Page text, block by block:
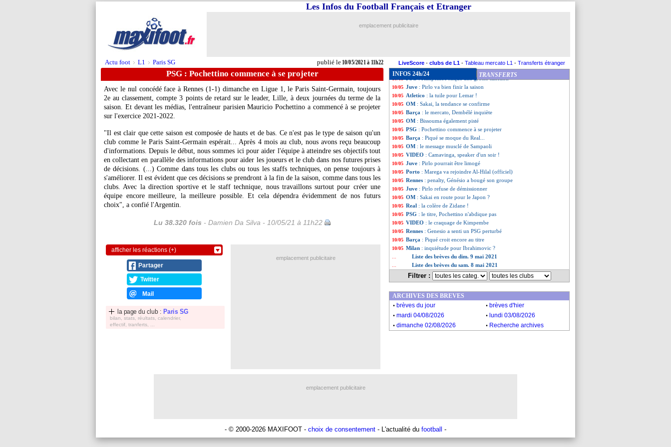
Actu foot > L1 > Paris SG publié le10/05/2021 à 11h22
Les Infos du Football Français et Etranger
emplacement publicitaire
LiveScore - clubs de L1 - Tableau mercato L1 - Transferts étranger
PSG : Pochettino commence à se projeter
Avec le nul concédé face à Rennes (1-1) dimanche en Ligue 1, le Paris Saint-Germain, toujours
2e au classement, compte 3 points de retard sur le leader, Lille, à deux journées du terme de la
saison. Et devant les médias, l'entraîneur parisien Mauricio Pochettino a commencé à se projeter
sur l'exercice 2021-2022.
"Il est clair que cette saison est composée de hauts et de bas. Ce n'est pas le type de saison qu'un
club comme le Paris Saint-Germain espérait... Après 4 mois au club, nous avons reçu beaucoup
d'informations. Depuis le début, nous sommes ici pour aider l'équipe à atteindre ses objectifs tout
en collectant en parallèle des informations pour aider les joueurs et le club dans nos futures prises
de décisions. (...) Comme dans tous les clubs ou tous les staffs techniques, on pense toujours à
s'améliorer. Il est évident que ces décisions se prendront à la fin de la saison, comme dans tous les
clubs. Avec la direction sportive et le staff technique, nous travaillons surtout pour créer une
équipe encore meilleure, la meilleure possible. Et cela dépendra évidemment de nos futurs
choix", a confié l'Argentin.
Lu 38.320 fois - Damien Da Silva - 10/05/21 à 11h22
afficher les réactions (+)
Partager
Twitter
Mail
la page du club : Paris SG
bilan, stats, réultats, calendrier,
effectif, tranferts, ...
INFOS 24h/24 TRANSFERTS
10/05 PSG: Neymar, une clause pour 2026 ?
10/05 Arsenal : Arteta s'enflamme pour Smith-Rowe
10/05 EdF: sa liste, Deschamps a des incertitudes
10/05 Japon: la retraite pour Iniesta ?
10/05 Lille: Soumaré vers Leicester, Fofana valide
: Kimpembe risque une grosse sanction
10/05 Juve : Pirlo va bien finir la saison
10/05 Atletico : la tuile pour Lemar !
10/05 OM : Sakai, la tendance se confirme
10/05 Barça : le mercato, Dembélé inquiète
10/05 OM : Bissouma également pisté
10/05 PSG : Pochettino commence à se projeter
10/05 Barça : Piqué se moque du Real...
10/05 OM : le message musclé de Sampaoli
10/05 VIDEO : Camavinga, speaker d'un soir !
10/05 Juve : Pirlo pourrait être limogé
10/05 Porto : Marega va rejoindre Al-Hilal (officiel)
10/05 Rennes : penalty, Génésio a bougé son groupe
10/05 Juve : Pirlo refuse de démissionner
10/05 OM : Sakai en route pour le Japon ?
10/05 Real : la colère de Zidane !
10/05 PSG : le titre, Pochettino n'abdique pas
10/05 VIDEO : le craquage de Kimpembe
10/05 Rennes : Genesio a senti un PSG perturbé
10/05 Barça : Piqué croit encore au titre
10/05 Milan : inquiétude pour Ibrahimovic ?
Liste des brèves du dim. 9 mai 2021
Liste des brèves du sam. 8 mai 2021
Filtrer :
emplacement publicitaire
ARCHIVES DES BREVES
. brèves du jour . brèves d'hier
. mardi 04/08/2026 . lundi 03/08/2026
. dimanche 02/08/2026 . Recherche archives
emplacement publicitaire
- © 2000-2026 MAXIFOOT - choix de consentement - L'actualité du football -